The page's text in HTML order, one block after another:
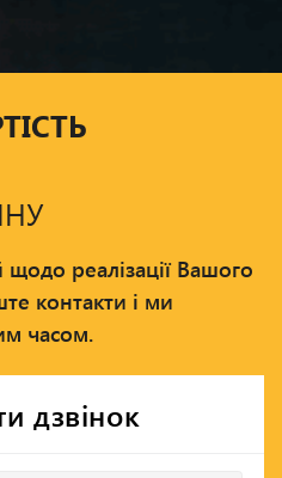
реалізації Вашого
контакти і ми
часом.
дзвінок